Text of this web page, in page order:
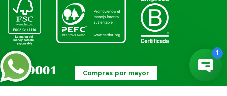
Compras por mayor